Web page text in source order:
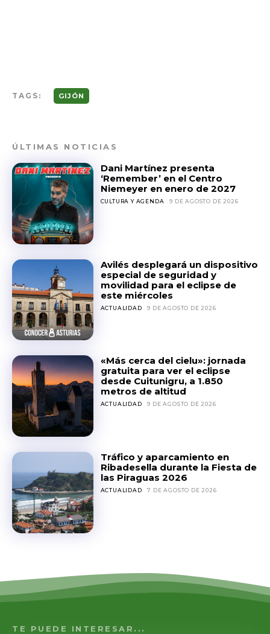
TAGS: GIJÓN
ÚLTIMAS NOTICIAS
Dani Martínez presenta
‘Remember’ en el Centro
Niemeyer en enero de 2027
CULTURA Y AGENDA 9 DE AGOSTO DE 2026
Avilés desplegará un dispositivo
especial de seguridad y
movilidad para el eclipse de
este miércoles
ACTUALIDAD 9 DE AGOSTO DE 2026
«Más cerca del cielu»: jornada
gratuita para ver el eclipse
desde Cuitunigru, a 1.850
metros de altitud
ACTUALIDAD 9 DE AGOSTO DE 2026
Tráfico y aparcamiento en
Ribadesella durante la Fiesta de
las Piraguas 2026
ACTUALIDAD 7 DE AGOSTO DE 2026
TE PUEDE INTERESAR...